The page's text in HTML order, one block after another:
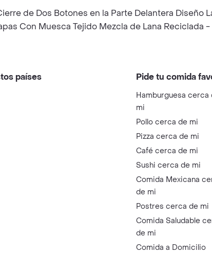
de Dos Botones en la Parte Delantera Diseño
Con Muesca Tejido Mezcla de Lana Reciclada
países Pide tu comida
Hamburguesa cerca
mi
Pollo cerca de mi
Pizza cerca de mi
Café cerca de mi
Sushi cerca de mi
Comida Mexicana
de mi
Postres cerca de mi
Comida Saludable
de mi
Comida a Domicilio